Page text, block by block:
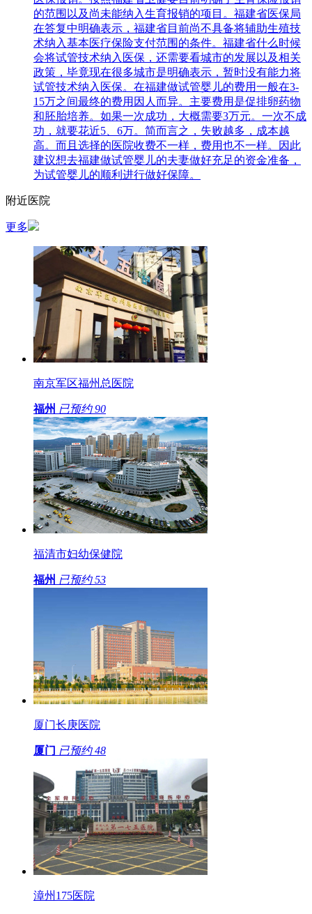
的范围以及尚未能纳入生育报销的项目。福建省医保局
在答复中明确表示，福建省目前尚不具备将辅助生殖技
术纳入基本医疗保险支付范围的条件。福建省什么时候
会将试管技术纳入医保，还需要看城市的发展以及相关
政策，毕竟现在很多城市是明确表示，暂时没有能力将
试管技术纳入医保。在福建做试管婴儿的费用一般在3-
15万之间最终的费用因人而异。主要费用是促排卵药物
和胚胎培养。如果一次成功，大概需要3万元。一次不成
功，就要花近5、6万。简而言之，失败越多，成本越
高。而且选择的医院收费不一样，费用也不一样。因此
建议想去福建做试管婴儿的夫妻做好充足的资金准备，
为试管婴儿的顺利进行做好保障。
附近医院
更多
南京军区福州总医院
福州 已预约 90
福清市妇幼保健院
福州 已预约 53
厦门长庚医院
厦门 已预约 48
漳州175医院